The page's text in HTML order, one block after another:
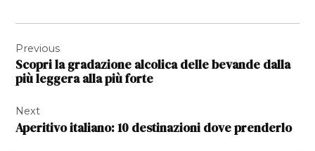
articoli
Previous
Scopri la gradazione alcolica delle bevande dalla
più leggera alla più forte
Next
Aperitivo italiano: 10 destinazioni dove prenderlo